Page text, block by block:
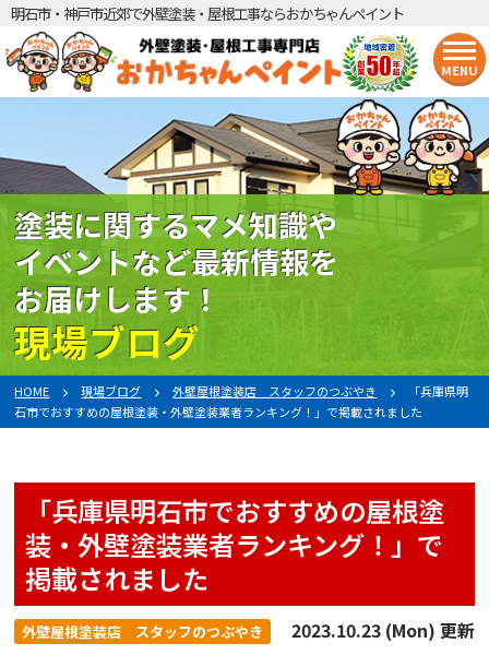
明石市・神戸市近郊で外壁塗装・屋根工事ならおかちゃんペイント
MENU
塗装に関するマメ知識や
イベントなど最新情報を
お届けします！
現場ブログ
HOME 現場ブログ 外壁屋根塗装店 スタッフのつぶやき
「兵庫県明
石市でおすすめの屋根塗装・外壁塗装業者ランキング！」で掲載されました
「兵庫県明石市でおすすめの屋根塗
装・外壁塗装業者ランキング！」で
掲載されました
外壁屋根塗装店 スタッフのつぶやき 2023.10.23 (Mon) 更新